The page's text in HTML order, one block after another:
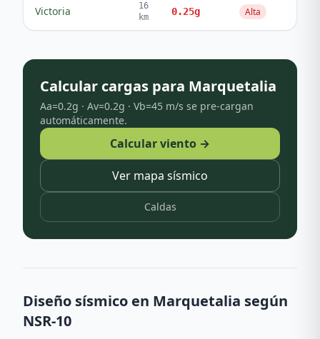
Victoria
16
km
0.25g Alta
Calcular cargas para Marquetalia
Aa=0.2g · Av=0.2g · Vb=45 m/s se pre-cargan
automáticamente.
Calcular viento →
Ver mapa sísmico
Caldas
Diseño sísmico en Marquetalia según
NSR-10